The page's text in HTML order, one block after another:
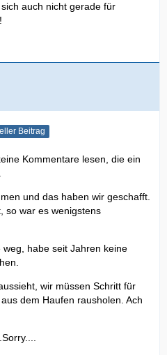
auch nicht gerade für
Beitrag
Kommentare lesen, die ein
und das haben wir geschafft.
so war es wenigstens
habe seit Jahren keine
wir müssen Schritt für
dem Haufen rausholen. Ach